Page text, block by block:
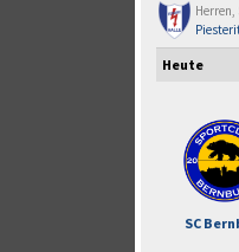
Herren,
Heute
SC